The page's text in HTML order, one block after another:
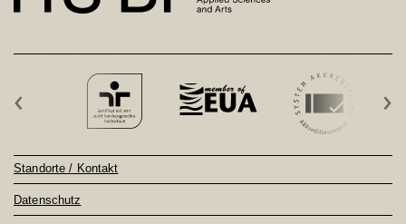
‹ ›
Standorte / Kontakt
Datenschutz